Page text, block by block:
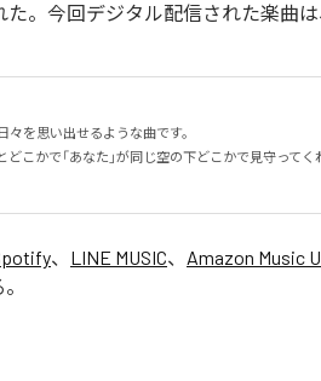
た。今回デジタル配信された楽曲は
を思い出せるような曲です。
こかで「あなた」が同じ空の下どこかで見守って
、 LINE MUSIC、 Amazon Music